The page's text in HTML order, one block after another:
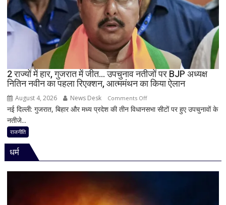
योगी
का
बड़ा
बयान,
बोले-
SIT
जांच
में
मिली
2 राज्यों में हार, गुजरात में जीत… उपचुनाव नतीजों पर BJP अध्यक्ष
नितिन नवीन का पहला रिएक्शन, आत्ममंथन का किया ऐलान
August 4, 2026 News Desk Comments Offon
2
में
नई दिल्ली: गुजरात, बिहार और मध्य प्रदेश की तीन विधानसभा सीटों पर हुए उपचुनावों के
नतीजे...
राजनीति
धर्म